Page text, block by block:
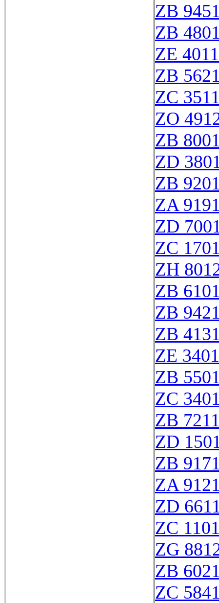
ZB
ZB
ZE
ZB
ZC
ZO
ZB
ZD
ZB
ZA
ZD
ZC
ZH
ZB
ZB
ZB
ZE
ZB
ZC
ZB
ZD
ZB
ZA
ZD
ZC
ZG
ZB
ZC